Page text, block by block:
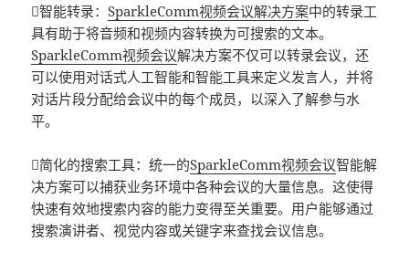
智能转录：SparkleComm视频会议解决方案中的转录工
具有助于将音频和视频内容转换为可搜索的文本。
SparkleComm视频会议解决方案不仅可以转录会议，还
可以使用对话式人工智能和智能工具来定义发言人，并将
对话片段分配给会议中的每个成员，以深入了解参与水
平。
简化的搜索工具：统一的SparkleComm视频会议智能解
决方案可以捕获业务环境中各种会议的大量信息。这使得
快速有效地搜索内容的能力变得至关重要。用户能够通过
搜索演讲者、视觉内容或关键字来查找会议信息。